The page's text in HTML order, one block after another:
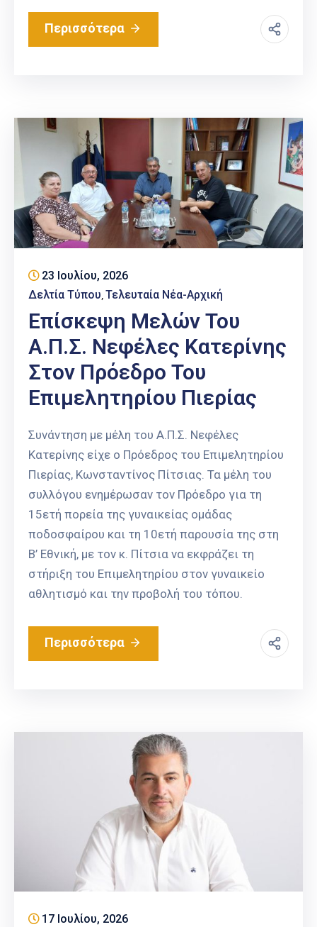
Περισσότερα
23 Ιουλίου, 2026
Δελτία Τύπου Τελευταία Νέα-Αρχική
Επίσκεψη Μελών Του
Α.Π.Σ. Νεφέλες Κατερίνης
Στον Πρόεδρο Του
Επιμελητηρίου Πιερίας
Συνάντηση με μέλη του Α.Π.Σ. Νεφέλες
Κατερίνης είχε ο Πρόεδρος του Επιμελητηρίου
Πιερίας, Κωνσταντίνος Πίτσιας. Τα μέλη του
συλλόγου ενημέρωσαν τον Πρόεδρο για τη
15ετή πορεία της γυναικείας ομάδας
ποδοσφαίρου και τη 10ετή παρουσία της στη
Β’ Εθνική, με τον κ. Πίτσια να εκφράζει τη
στήριξη του Επιμελητηρίου στον γυναικείο
αθλητισμό και την προβολή του τόπου.
Περισσότερα
17 Ιουλίου, 2026